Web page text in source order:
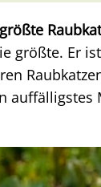
größte. Er